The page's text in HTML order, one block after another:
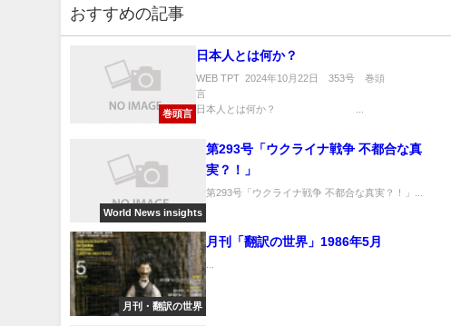
おすすめの記事
巻頭言
日本人とは何か？
WEB TPT 2024年10月22日 353号 巻頭
言
日本人とは何か？ ...
World News insights
第293号「ウクライナ戦争 不都合な真
実？！」
第293号「ウクライナ戦争 不都合な真実？！」...
月刊・翻訳の世界
月刊「翻訳の世界」1986年5月
...